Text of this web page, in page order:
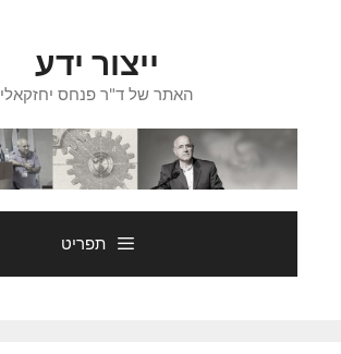
ייצור ידע
האתר של ד"ר פנחס יחזקאלי
תפריט